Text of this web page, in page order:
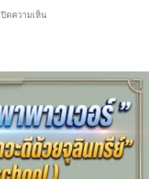
ปิดความเห็น
ประเทศ
สิง
หา
วัน
รพี“